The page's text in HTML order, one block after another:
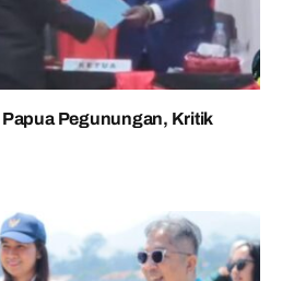
Pegunungan, Kritik